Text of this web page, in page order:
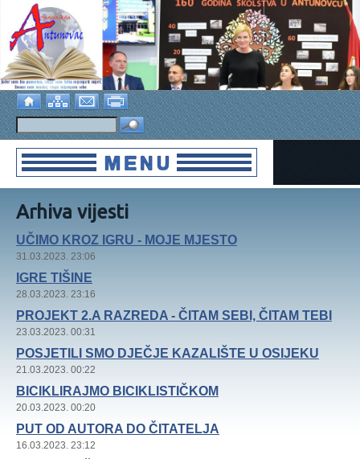
Arhiva vijesti
UČIMO KROZ IGRU - MOJE MJESTO
31.03.2023. 23:06
IGRE TIŠINE
28.03.2023. 23:16
PROJEKT 2.A RAZREDA - ČITAM SEBI, ČITAM TEBI
23.03.2023. 00:31
POSJETILI SMO DJEČJE KAZALIŠTE U OSIJEKU
21.03.2023. 00:22
BICIKLIRAJMO BICIKLISTIČKOM
20.03.2023. 00:20
PUT OD AUTORA DO ČITATELJA
16.03.2023. 23:12